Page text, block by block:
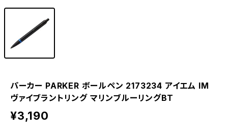
パーカー PARKER ボールペン 2173234 アイエム IM
ヴァイブラントリング マリンブルーリングBT
¥3,190